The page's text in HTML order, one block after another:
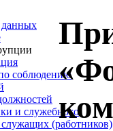
данных
соблюдению
и служебного
(работников)